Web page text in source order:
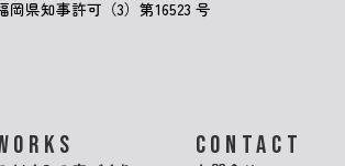
県知事許可（3）第16523 号
CONTACT